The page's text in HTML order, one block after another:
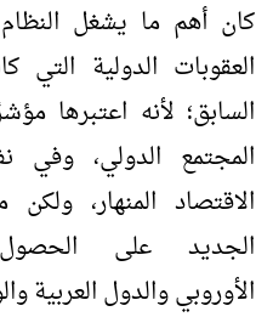
كان أهم ما يشغل
العقوبات الدولية
السابق؛ لأنه اعتبرها
المجتمع الدولي، وفي
الاقتصاد المنهار،
الجديد على
الأوروبي والدول العربية